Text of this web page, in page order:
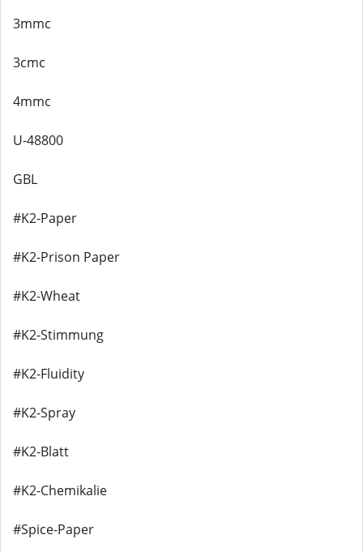
3mmc
3cmc
4mmc
U-48800
GBL
#K2-Paper
#K2-Prison Paper
#K2-Wheat
#K2-Stimmung
#K2-Fluidity
#K2-Spray
#K2-Blatt
#K2-Chemikalie
#Spice-Paper